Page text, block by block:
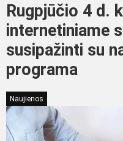
Rugpjūčio 4 d.
internetiniame
susipažinti su
programa
Naujienos